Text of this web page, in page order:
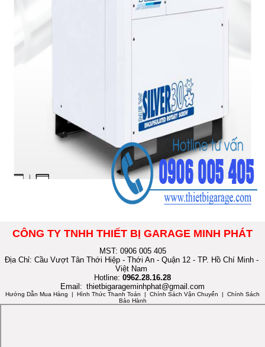
CÔNG TY TNHH THIẾT BỊ GARAGE MINH PHÁT
MST: 0906 005 405
Địa Chỉ: Cầu Vượt Tân Thới Hiệp - Thới An - Quận 12 - TP. Hồ Chí Minh -
Việt Nam
Hotline: 0962.28.16.28
Email: thietbigarageminhphat@gmail.com
Hướng Dẫn Mua Hàng | Hình Thức Thanh Toán | Chính Sách Vận Chuyển | Chính Sách
Bảo Hành